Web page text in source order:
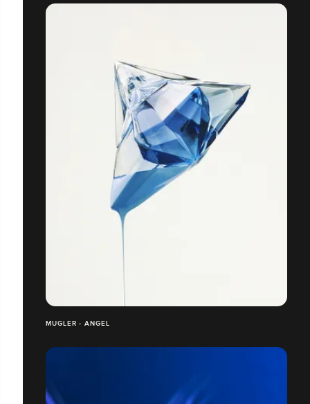
MUGLER - ANGEL